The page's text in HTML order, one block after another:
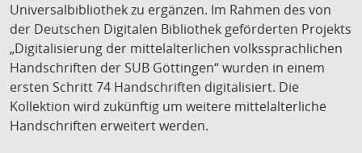
Universalbibliothek zu ergänzen. Im Rahmen des von
der Deutschen Digitalen Bibliothek geförderten Projekts
„Digitalisierung der mittelalterlichen volkssprachlichen
Handschriften der SUB Göttingen“ wurden in einem
ersten Schritt 74 Handschriften digitalisiert. Die
Kollektion wird zukünftig um weitere mittelalterliche
Handschriften erweitert werden.